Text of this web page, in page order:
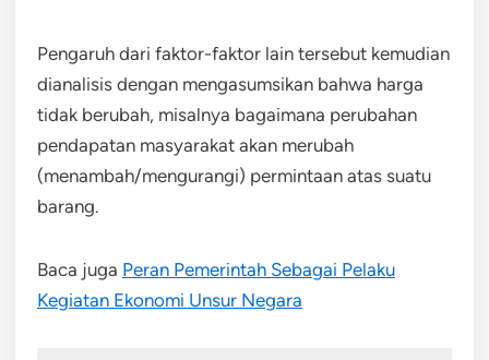
Pengaruh dari faktor-faktor lain tersebut kemudian
dianalisis dengan mengasumsikan bahwa harga
tidak berubah, misalnya bagaimana perubahan
pendapatan masyarakat akan merubah
(menambah/mengurangi) permintaan atas suatu
barang.
Baca juga Peran Pemerintah Sebagai Pelaku
Kegiatan Ekonomi Unsur Negara